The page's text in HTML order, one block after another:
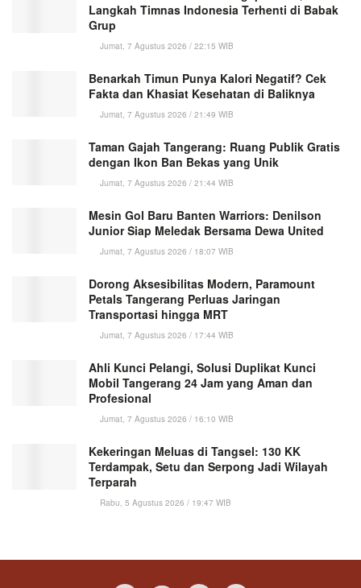
Langkah Timnas Indonesia Terhenti di Babak
Grup
Jumat, 7 Agustus 2026 / 22:15 WIB
Benarkah Timun Punya Kalori Negatif? Cek
Fakta dan Khasiat Kesehatan di Baliknya
Jumat, 7 Agustus 2026 / 21:49 WIB
Taman Gajah Tangerang: Ruang Publik Gratis
dengan Ikon Ban Bekas yang Unik
Jumat, 7 Agustus 2026 / 21:44 WIB
Mesin Gol Baru Banten Warriors: Denilson
Junior Siap Meledak Bersama Dewa United
Jumat, 7 Agustus 2026 / 18:07 WIB
Dorong Aksesibilitas Modern, Paramount
Petals Tangerang Perluas Jaringan
Transportasi hingga MRT
Jumat, 7 Agustus 2026 / 17:44 WIB
Ahli Kunci Pelangi, Solusi Duplikat Kunci
Mobil Tangerang 24 Jam yang Aman dan
Profesional
Jumat, 7 Agustus 2026 / 16:10 WIB
Kekeringan Meluas di Tangsel: 130 KK
Terdampak, Setu dan Serpong Jadi Wilayah
Terparah
Rabu, 5 Agustus 2026 / 19:47 WIB